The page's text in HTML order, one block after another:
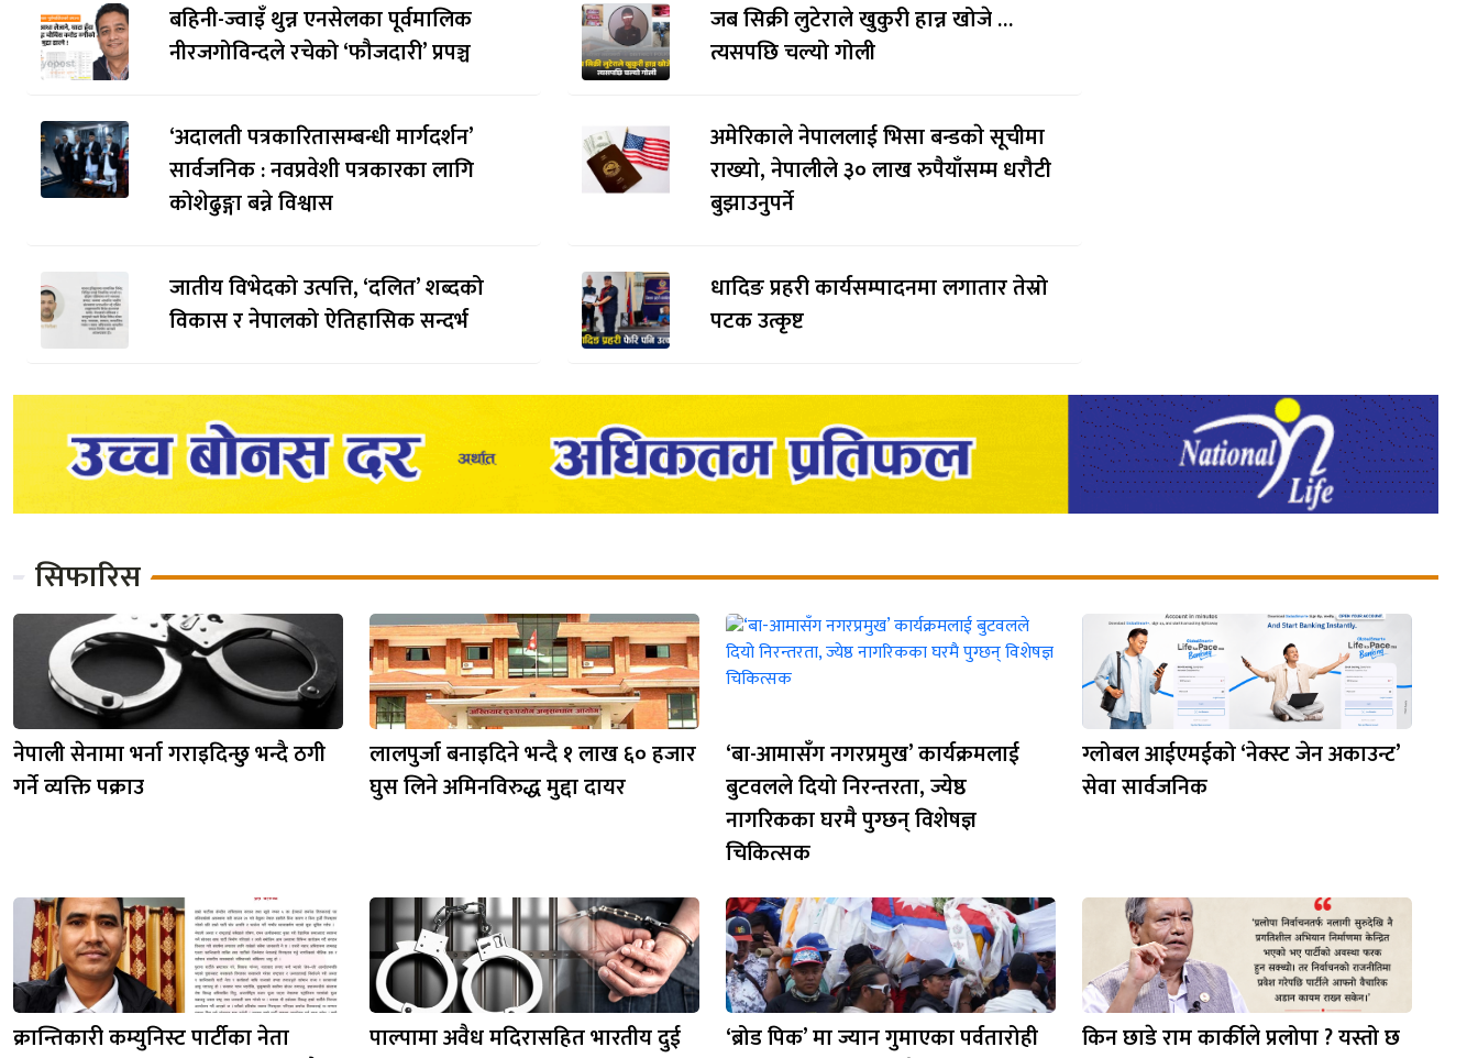
बहिनी-ज्वाइँ थुन्न एनसेलका पूर्वमालिक
नीरजगोविन्दले रचेको ‘फौजदारी’ प्रपञ्च
जब सिक्री लुटेराले खुकुरी हान्न खोजे …
त्यसपछि चल्यो गोली
‘अदालती पत्रकारितासम्बन्धी मार्गदर्शन’
सार्वजनिक : नवप्रवेशी पत्रकारका लागि
कोशेढुङ्गा बन्ने विश्वास
अमेरिकाले नेपाललाई भिसा बन्डकाे सूचीमा
राख्यो, नेपालीले ३० लाख रुपैयाँसम्म धरौटी
बुझाउनुपर्ने
जातीय विभेदको उत्पत्ति, ‘दलित’ शब्दको
विकास र नेपालको ऐतिहासिक सन्दर्भ
धादिङ प्रहरी कार्यसम्पादनमा लगातार तेस्रो
पटक उत्कृष्ट
सिफारिस
नेपाली सेनामा भर्ना गराइदिन्छु भन्दै ठगी
गर्ने व्यक्ति पक्राउ
लालपुर्जा बनाइदिने भन्दै १ लाख ६० हजार
घुस लिने अमिनविरुद्ध मुद्दा दायर
‘बा-आमासँग नगरप्रमुख’ कार्यक्रमलाई
बुटवलले दियो निरन्तरता, ज्येष्ठ
नागरिकका घरमै पुग्छन् विशेषज्ञ
चिकित्सक
ग्लोबल आईएमईको ‘नेक्स्ट जेन अकाउन्ट’
सेवा सार्वजनिक
क्रान्तिकारी कम्युनिस्ट पार्टीका नेता
पाल्पामा अवैध मदिरासहित भारतीय दुई
‘ब्रोड पिक’ मा ज्यान गुमाएका पर्वतारोही
किन छाडे राम कार्कीले प्रलोपा ? यस्तो छ